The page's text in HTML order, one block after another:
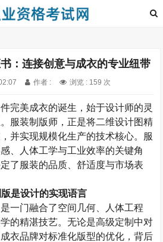
：连接创意与成衣的专业纽带
作者 : 浏览 : 159 次
完美成衣的诞生，始于设计师的灵
服装制版师，正是将二维设计图精
并实现规模化生产的技术核心。 服
、人体工学与工业效率的关键角
了服装的品质、舒适度与市场表
是设计的实现语言
一门融合了空间几何、人体工程
的精湛技艺。无论是高级定制中对
衣品牌对标准化版型的优化，背后